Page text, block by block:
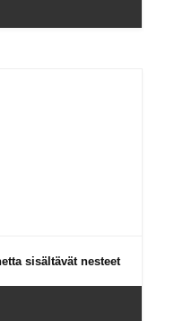
sisältävät nesteet